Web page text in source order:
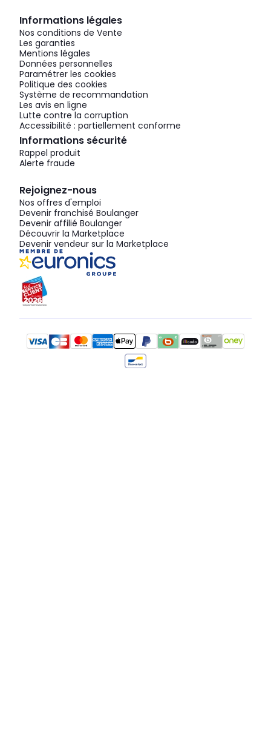
Informations légales
Nos conditions de Vente
Les garanties
Mentions légales
Données personnelles
Paramétrer les cookies
Politique des cookies
Système de recommandation
Les avis en ligne
Lutte contre la corruption
Accessibilité : partiellement conforme
Informations sécurité
Rappel produit
Alerte fraude
Rejoignez-nous
Nos offres d'emploi
Devenir franchisé Boulanger
Devenir affilié Boulanger
Découvrir la Marketplace
Devenir vendeur sur la Marketplace